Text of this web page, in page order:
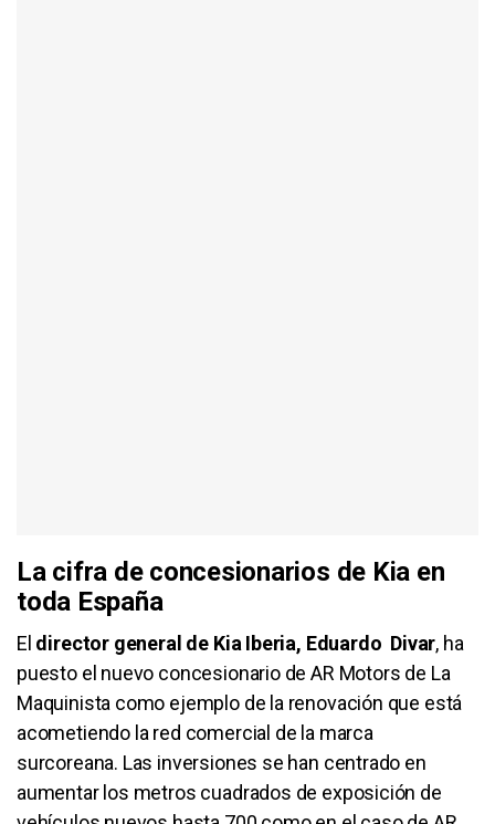
La cifra de concesionarios de Kia en
toda España
El director general de Kia Iberia, Eduardo Divar, ha
puesto el nuevo concesionario de AR Motors de La
Maquinista como ejemplo de la renovación que está
acometiendo la red comercial de la marca
surcoreana. Las inversiones se han centrado en
aumentar los metros cuadrados de exposición de